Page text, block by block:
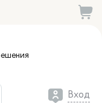
Вход